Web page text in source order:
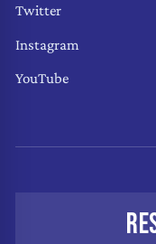
Twitter
Instagram
YouTube